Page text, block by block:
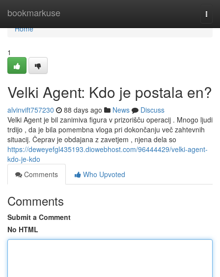
bookmarkuse
Home
Home
1
Velki Agent: Kdo je postala en?
alvinvift757230 88 days ago News
Discuss
Velki Agent je bil zanimiva figura v prizorišču operacij . Mnogo ljudi
trdijo , da je bila pomembna vloga pri dokončanju več zahtevnih
situacij. Čeprav je obdajana z zavetjem , njena dela so
https://deweyefgl435193.diowebhost.com/96444429/velki-agent-
kdo-je-kdo
Comments
Who Upvoted
Comments
Submit a Comment
No HTML